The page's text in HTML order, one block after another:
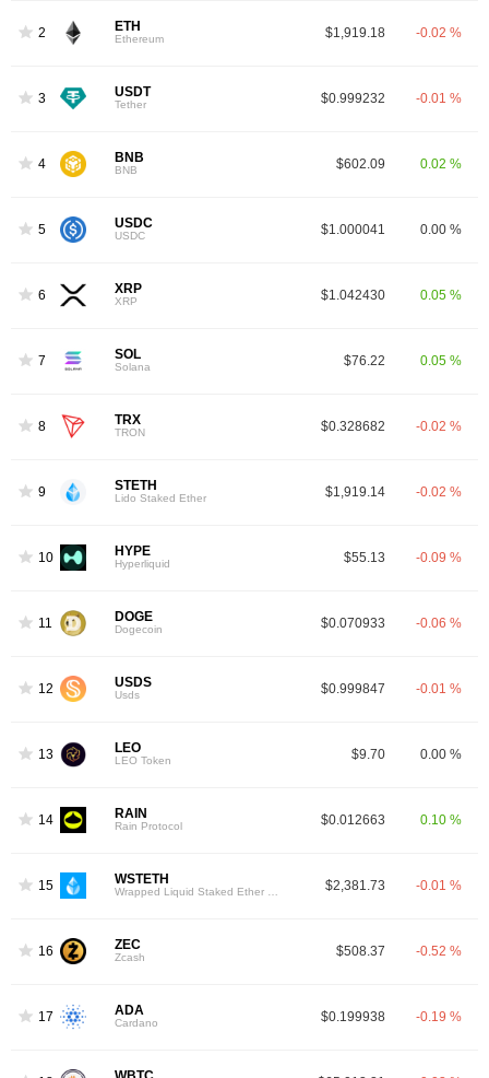
2 ETH
Ethereum $1,919.18 -0.02 %
3 USDT
Tether $0.999232 -0.01 %
4 BNB
BNB $602.09 0.02 %
5 USDC
USDC $1.000041 0.00 %
6 XRP
XRP $1.042430 0.05 %
7 SOL
Solana $76.22 0.05 %
8 TRX
TRON $0.328682 -0.02 %
9 STETH
Lido Staked Ether $1,919.14 -0.02 %
10 HYPE
Hyperliquid $55.13 -0.09 %
11 DOGE
Dogecoin $0.070933 -0.06 %
12 USDS
Usds $0.999847 -0.01 %
13 LEO
LEO Token $9.70 0.00 %
14 RAIN
Rain Protocol $0.012663 0.10 %
15 WSTETH $2,381.73 -0.01 %
16 ZEC
Zcash $508.37 -0.52 %
17 ADA
Cardano $0.199938 -0.19 %